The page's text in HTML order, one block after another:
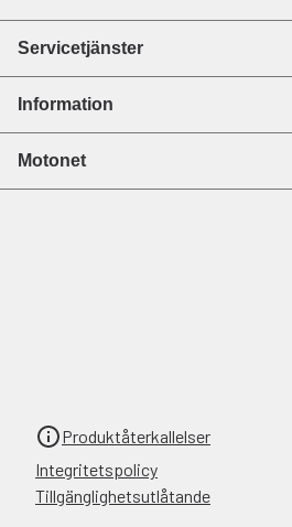
Servicetjänster
Information
Motonet
Produktåterkallelser
Integritetspolicy
Tillgänglighetsutlåtande